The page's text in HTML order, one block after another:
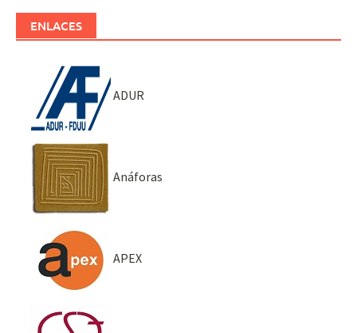
ENLACES
ADUR
Anáforas
APEX